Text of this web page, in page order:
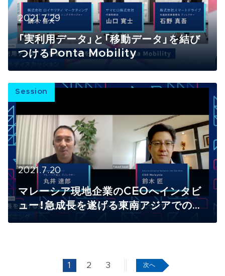
2021.7.29
「実利用データ」と「移動データ」を結び
つけるPonta Mobility
Session
2021.7.20
マレーシア現地企業のCEOへインタビ
ュー！急成長を遂げる東南アジアでのモ
1 2 3 次へ